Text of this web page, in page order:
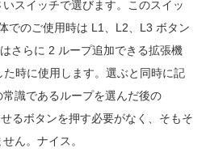
スイッチで選びます。このスイッ
でのご使用時は L1、L2、L3 ボタン
さらに 2 ループ追加できる拡張機
時に使用します。選ぶと同時に記
識であるループを選んだ後の
るボタンを押す必要がなく、そもそ
ん。ナイス。